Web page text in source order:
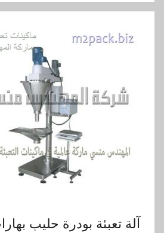
آلة تعبئة بودرة حليب